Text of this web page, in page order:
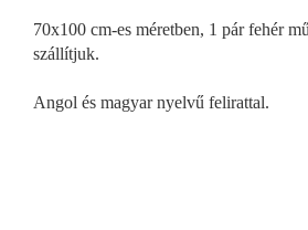
70x100 cm-es méretben, 1 pár fehér
szállítjuk.
Angol és magyar nyelvű felirattal.